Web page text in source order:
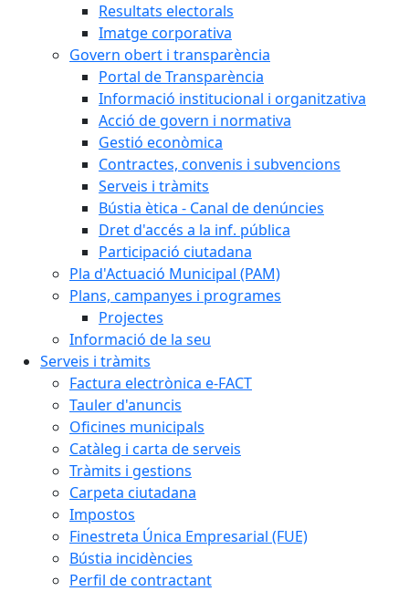
Resultats electorals
Imatge corporativa
Govern obert i transparència
Portal de Transparència
Informació institucional i organitzativa
Acció de govern i normativa
Gestió econòmica
Contractes, convenis i subvencions
Serveis i tràmits
Bústia ètica - Canal de denúncies
Dret d'accés a la inf. pública
Participació ciutadana
Pla d'Actuació Municipal (PAM)
Plans, campanyes i programes
Projectes
Informació de la seu
Serveis i tràmits
Factura electrònica e-FACT
Tauler d'anuncis
Oficines municipals
Catàleg i carta de serveis
Tràmits i gestions
Carpeta ciutadana
Impostos
Finestreta Única Empresarial (FUE)
Bústia incidències
Perfil de contractant